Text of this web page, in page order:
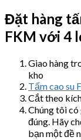
Đặt hàng
FKM với 4
Giao hàng
kho
Tấm cao su
Cắt theo
Chúng tôi có
đúng. Hãy
bạn một đề